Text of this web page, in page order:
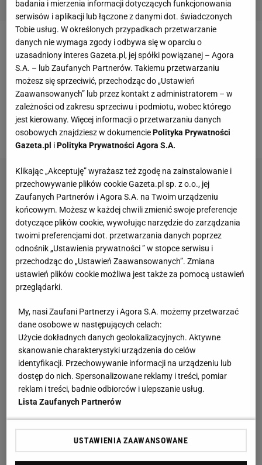
W 2017 roku Robert i AniaLewandowscyprzelali 100
tysięcy złotych na zbiórkę dla "Antosia Rudzkiego".
Chłopiec miał chorować na złośliwy nowotwór
na leczenie potrzebne było pół miliona złotych. Jak
się później okazało, chłopiec wcale nie istniał, a za
fałszywą zbiórką stał Michał S.
badania i mierzenia informacji dotyczących funkcjonowania
serwisów i aplikacji lub łączone z danymi dot. świadczonych
Tobie usług. W określonych przypadkach przetwarzanie
danych nie wymaga zgody i odbywa się w oparciu o
uzasadniony interes Gazeta.pl, jej spółki powiązanej – Agora
S.A. – lub Zaufanych Partnerów. Takiemu przetwarzaniu
możesz się sprzeciwić, przechodząc do „Ustawień
Zaawansowanych” lub przez kontakt z administratorem – w
zależności od zakresu sprzeciwu i podmiotu, wobec którego
jest kierowany. Więcej informacji o przetwarzaniu danych
osobowych znajdziesz w dokumenciePolityka Prywatności
Gazeta.pl iPolityka Prywatności Agora S.A.
Klikając „Akceptuję” wyrażasz też zgodę na zainstalowanie i
przechowywanie plików cookie Gazeta.pl sp. z o.o., jej
Zaufanych Partnerów i Agora S.A. na Twoim urządzeniu
końcowym. Możesz w każdej chwili zmienić swoje preferencje
dotyczące plików cookie, wywołując narzędzie do zarządzania
twoimi preferencjami dot. przetwarzania danych poprzez
odnośnik „Ustawienia prywatności ” w stopce serwisu i
przechodząc do „Ustawień Zaawansowanych”. Zmiana
ustawień plików cookie możliwa jest także za pomocą ustawień
przeglądarki.
My, nasi Zaufani Partnerzy i Agora S.A. możemy przetwarzać
dane osobowe w następujących celach:
Użycie dokładnych danych geolokalizacyjnych. Aktywne
skanowanie charakterystyki urządzenia do celów
identyfikacji. Przechowywanie informacji na urządzeniu lub
dostęp do nich. Spersonalizowane reklamy i treści, pomiar
reklam i treści, badnie odbiorców i ulepszanie usług.
Lista Zaufanych Partnerów
USTAWIENIA ZAAWANSOWANE